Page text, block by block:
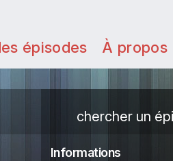
épisodes À propos
chercher un
Informations